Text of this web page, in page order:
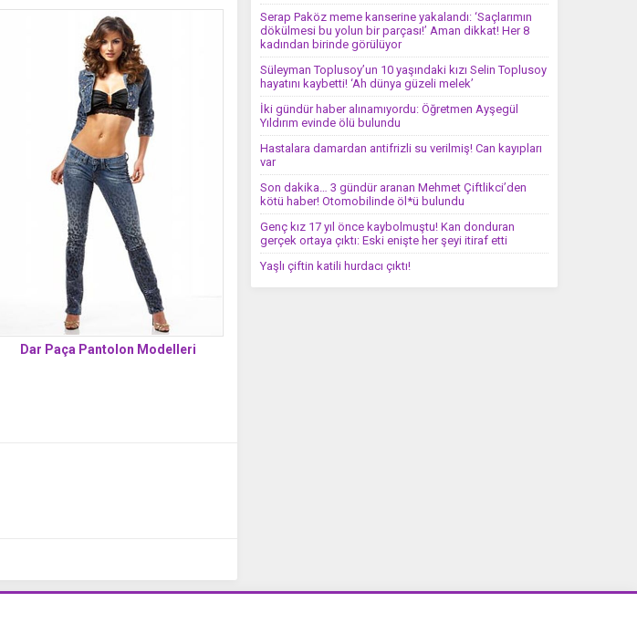
Dar Paça Pantolon Modelleri
Serap Paköz meme kanserine yakalandı: ‘Saçlarımın
dökülmesi bu yolun bir parçası!’ Aman dikkat! Her 8
kadından birinde görülüyor
Süleyman Toplusoy’un 10 yaşındaki kızı Selin Toplusoy
hayatını kaybetti! ‘Ah dünya güzeli melek’
İki gündür haber alınamıyordu: Öğretmen Ayşegül
Yıldırım evinde ölü bulundu
Hastalara damardan antifrizli su verilmiş! Can kayıpları
var
Son dakika… 3 gündür aranan Mehmet Çiftlikci’den
kötü haber! Otomobilinde öl*ü bulundu
Genç kız 17 yıl önce kaybolmuştu! Kan donduran
gerçek ortaya çıktı: Eski enişte her şeyi itiraf etti
Yaşlı çiftin katili hurdacı çıktı!